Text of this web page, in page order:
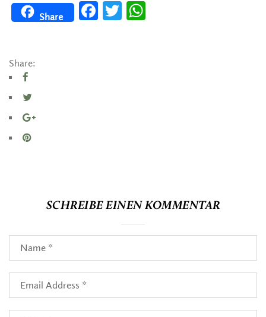
Share
FacebookTwitter
Share:
SCHREIBE EINEN KOMMENTAR